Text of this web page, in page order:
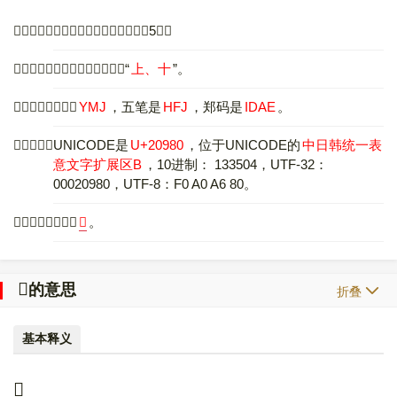
〔𠦀〕字拼音是，部首是十，总笔画是5画。
〔𠦀〕字是上下结构，可拆字为“ 上、十”。
〔𠦀〕字仓颉码是YMJ ，五笔是 HFJ ，郑码是 IDAE 。
〔𠦀〕字的UNICODE是 U+20980 ，位于UNICODE的中日韩统一表
意文字扩展区B ，10进制： 133504，UTF-32：
00020980，UTF-8：F0 A0 A6 80。
〔𠦀〕字异体字是 𠤏 。
𠦀的意思 折叠
基本释义
𠦀